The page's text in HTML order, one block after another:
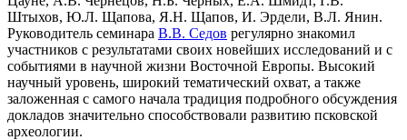
Штыхов, Ю.Л. Щапова, Я.Н. Щапов, И. Эрдели, В.Л. Янин.
Руководитель семинара В.В. Седов регулярно знакомил
участников с результатами своих новейших исследований и с
событиями в научной жизни Восточной Европы. Высокий
научный уровень, широкий тематический охват, а также
заложенная с самого начала традиция подробного обсуждения
докладов значительно способствовали развитию псковской
археологии.